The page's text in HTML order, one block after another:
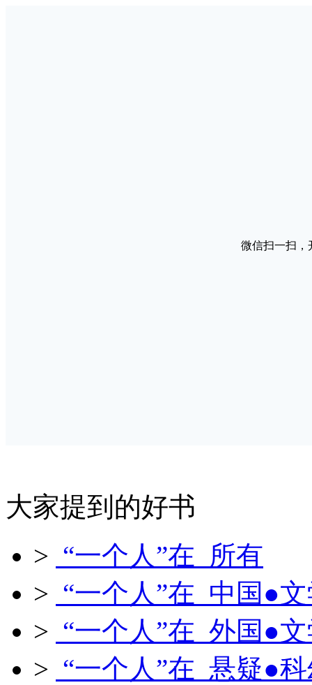
微信扫一扫，
大家提到的好书
> “一个人”在 所有
> “一个人”在 中国●
> “一个人”在 外国●
> “一个人”在 悬疑●